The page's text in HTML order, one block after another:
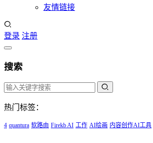
友情链接
登录 注册
搜索
热门标签：
4 quantura 软路由 Firekb AI 工作 AI绘画 内容创作AI工具